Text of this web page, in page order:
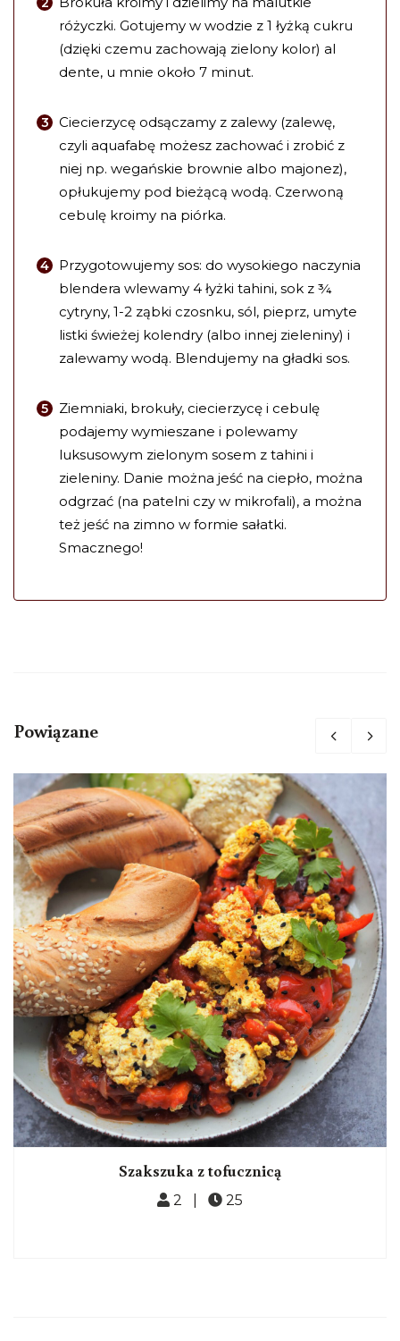
różyczki. Gotujemy w wodzie z 1 łyżką cukru
(dzięki czemu zachowają zielony kolor) al
dente, u mnie około 7 minut.
Ciecierzycę odsączamy z zalewy (zalewę,
czyli aquafabę możesz zachować i zrobić z
niej np. wegańskie brownie albo majonez),
opłukujemy pod bieżącą wodą. Czerwoną
cebulę kroimy na piórka.
Przygotowujemy sos: do wysokiego naczynia
blendera wlewamy 4 łyżki tahini, sok z ¾
cytryny, 1-2 ząbki czosnku, sól, pieprz, umyte
listki świeżej kolendry (albo innej zieleniny) i
zalewamy wodą. Blendujemy na gładki sos.
Ziemniaki, brokuły, ciecierzycę i cebulę
podajemy wymieszane i polewamy
luksusowym zielonym sosem z tahini i
zieleniny. Danie można jeść na ciepło, można
odgrzać (na patelni czy w mikrofali), a można
też jeść na zimno w formie sałatki.
Smacznego!
Powiązane
Szakszuka z tofucznicą
2 | 25